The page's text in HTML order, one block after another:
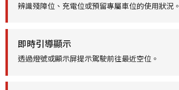
辨識殘障位、充電位或預留專屬車位的使用狀況。
即時引導顯示
透過燈號或顯示屏提示駕駛前往最近空位。